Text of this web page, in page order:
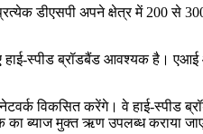
डीएसपी अपने क्षेत्र में 200 से
स्पीड ब्रॉडबैंड आवश्यक है। एआई
विकसित करेंगे। वे हाई-स्पीड
ब्याज मुक्त ऋण उपलब्ध कराया